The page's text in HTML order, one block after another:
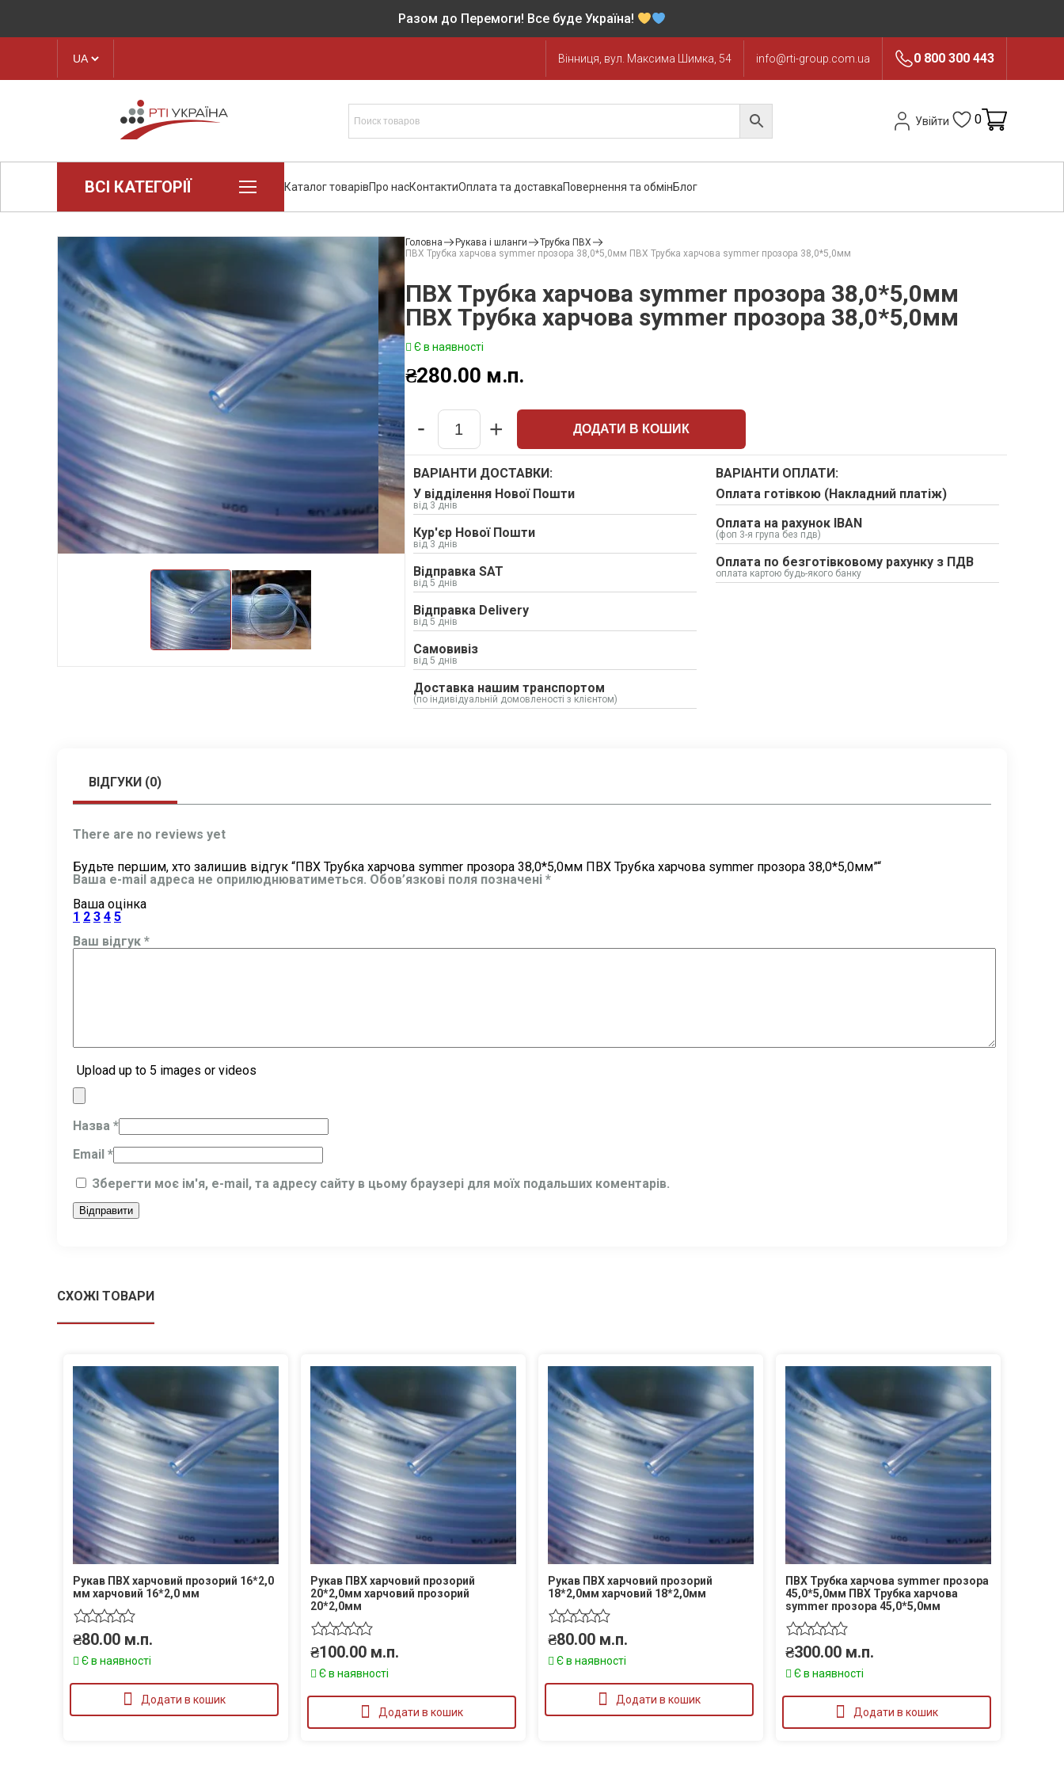
Разом до Перемоги! Все буде Україна!
Вінниця, вул. Максима Шимка, 54 info@rti-group.com.ua 0 800 300 443
Увійти 0
ВСІ КАТЕГОРІЇ
Пароніт
Техпластина, листова гума
Конструкційні пластики та
полімери
Стрічки транспортерні
Рукава і шланги
Хомути та БРСМ з'єднання
Набивки сальникові
Композитні матеріали Resimac
Парафінова емульсія
⇣ Показати всі категорії ⇣
Каталог товарівПро насКонтактиОплата та доставкаПовернення та обмінБлог
Головна Рукава і шланги
Трубка ПВХ
ПВХ Трубка харчова symmer прозора 38,0*5,0мм ПВХ Трубка харчова symmer прозора 38,0*5,0мм
ПВХ Трубка харчова symmer прозора 38,0*5,0мм
ПВХ Трубка харчова symmer прозора 38,0*5,0мм
Є в наявності
₴280.00 м.п.
Quantity
- + ДОДАТИ В КОШИК
ВАРІАНТИ ДОСТАВКИ:
У відділення Нової Пошти
від 3 днів
Кур'єр Нової Пошти
від 3 днів
Відправка SAT
від 5 днів
Відправка Delivery
від 5 днів
Самовивіз
від 5 днів
Доставка нашим транспортом
(по індивідуальній домовленості з клієнтом)
ВАРІАНТИ ОПЛАТИ:
Оплата готівкою (Накладний платіж)
Оплата на рахунок IBAN
(фоп 3-я група без пдв)
Оплата по безготівковому рахунку з ПДВ
оплата картою будь-якого банку
ВІДГУКИ (0)
There are no reviews yet
Будьте першим, хто залишив відгук “ПВХ Трубка харчова symmer прозора 38,0*5,0мм ПВХ Трубка харчова symmer прозора 38,0*5,0мм”“
Ваша e-mail адреса не оприлюднюватиметься. Обов’язкові поля позначені *
Ваша оцінка
1 2 3 4 5
Ваш відгук *
Upload up to 5 images or videos
Назва *
Email *
Зберегти моє ім'я, e-mail, та адресу сайту в цьому браузері для моїх подальших коментарів.
СХОЖІ ТОВАРИ
Рукав ПВХ харчовий прозорий 16*2,0
мм харчовий 16*2,0 мм
₴80.00 м.п.
Є в наявності
Додати в кошик
Рукав ПВХ харчовий прозорий
20*2,0мм харчовий прозорий
20*2,0мм
₴100.00 м.п.
Є в наявності
Додати в кошик
Рукав ПВХ харчовий прозорий
18*2,0мм харчовий 18*2,0мм
₴80.00 м.п.
Є в наявності
Додати в кошик
ПВХ Трубка харчова symmer прозора
45,0*5,0мм ПВХ Трубка харчова
symmer прозора 45,0*5,0мм
₴300.00 м.п.
Є в наявності
Додати в кошик